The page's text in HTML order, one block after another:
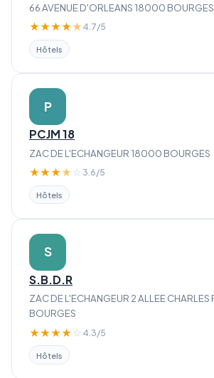
66 AVENUE D'ORLEANS 18000 BOURGES
★★★★★ 4.7/5
Hôtels
P
PCJM 18
ZAC DE L'ECHANGEUR 18000 BOURGES
★★★★ ☆ 3.6/5
Hôtels
S
S.B.D.R
ZAC DE L'ECHANGEUR 2 ALLEE
BOURGES
★★★★ ☆ 4.3/5
Hôtels